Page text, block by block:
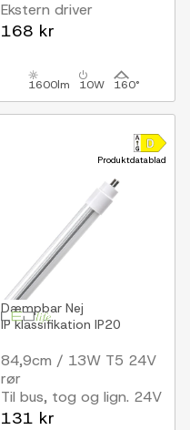
Ekstern driver
168 kr
1600lm 10W 160°
Produktdatablad
Dæmpbar Nej
IP klassifikation IP20
84,9cm / 13W T5 24V
rør
Til bus, tog og lign. 24V
systemer
131 kr